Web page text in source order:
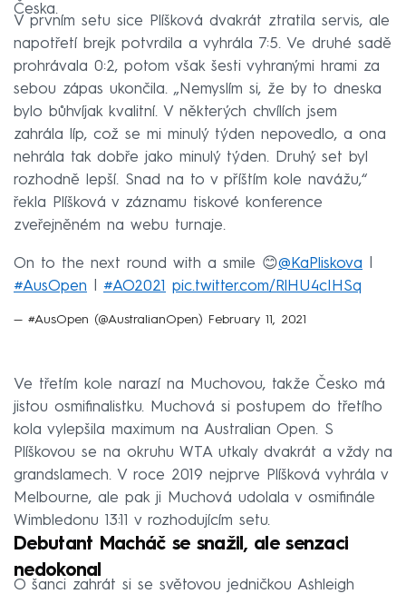
Česka.
V prvním setu sice Plíšková dvakrát ztratila servis, ale
napotřetí brejk potvrdila a vyhrála 7:5. Ve druhé sadě
prohrávala 0:2, potom však šesti vyhranými hrami za
sebou zápas ukončila. „Nemyslím si, že by to dneska
bylo bůhvíjak kvalitní. V některých chvílích jsem
zahrála líp, což se mi minulý týden nepovedlo, a ona
nehrála tak dobře jako minulý týden. Druhý set byl
rozhodně lepší. Snad na to v příštím kole navážu,“
řekla Plíšková v záznamu tiskové konference
zveřejněném na webu turnaje.
On to the next round with a smile 😊@KaPliskova
#AusOpen
#AO2021 pic.twitter.com/RlHU4cIHSq
— #AusOpen (@AustralianOpen) February 11, 2021
Ve třetím kole narazí na Muchovou, takže Česko má
jistou osmifinalistku. Muchová si postupem do třetího
kola vylepšila maximum na Australian Open. S
Plíškovou se na okruhu WTA utkaly dvakrát a vždy na
grandslamech. V roce 2019 nejprve Plíšková vyhrála v
Melbourne, ale pak ji Muchová udolala v osmifinále
Wimbledonu 13:11 v rozhodujícím setu.
Debutant Macháč se snažil, ale senzaci
nedokonal
O šanci zahrát si se světovou jedničkou Ashleigh